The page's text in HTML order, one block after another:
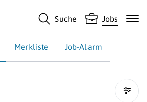
Suche Jobs
Merkliste Job-Alarm